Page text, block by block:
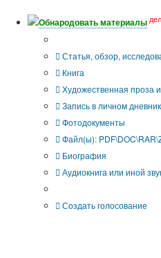
Обнародовать материалы
Статья, обзор,
Книга
Художественная проза
Запись в личном
Фотодокументы
Файл(ы):
Биография
Аудиокнига или иной
Создать голосование